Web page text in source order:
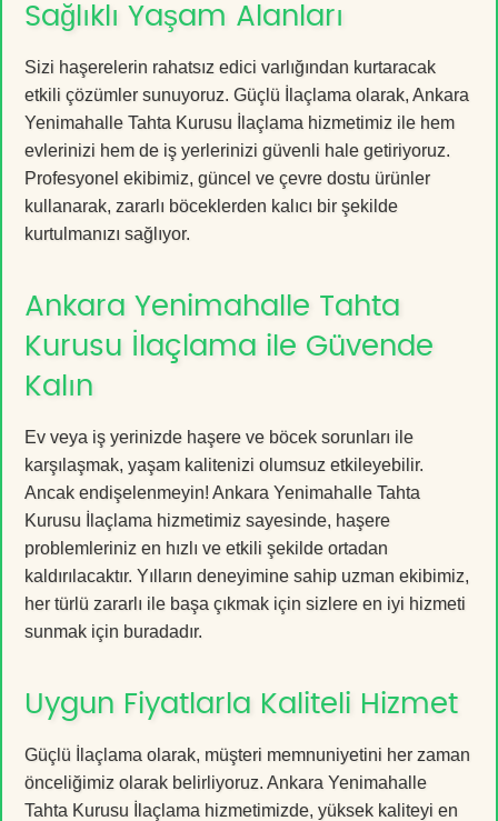
Sağlıklı Yaşam Alanları
Sizi haşerelerin rahatsız edici varlığından kurtaracak
etkili çözümler sunuyoruz. Güçlü İlaçlama olarak, Ankara
Yenimahalle Tahta Kurusu İlaçlama hizmetimiz ile hem
evlerinizi hem de iş yerlerinizi güvenli hale getiriyoruz.
Profesyonel ekibimiz, güncel ve çevre dostu ürünler
kullanarak, zararlı böceklerden kalıcı bir şekilde
kurtulmanızı sağlıyor.
Ankara Yenimahalle Tahta
Kurusu İlaçlama ile Güvende
Kalın
Ev veya iş yerinizde haşere ve böcek sorunları ile
karşılaşmak, yaşam kalitenizi olumsuz etkileyebilir.
Ancak endişelenmeyin! Ankara Yenimahalle Tahta
Kurusu İlaçlama hizmetimiz sayesinde, haşere
problemleriniz en hızlı ve etkili şekilde ortadan
kaldırılacaktır. Yılların deneyimine sahip uzman ekibimiz,
her türlü zararlı ile başa çıkmak için sizlere en iyi hizmeti
sunmak için buradadır.
Uygun Fiyatlarla Kaliteli Hizmet
Güçlü İlaçlama olarak, müşteri memnuniyetini her zaman
önceliğimiz olarak belirliyoruz. Ankara Yenimahalle
Tahta Kurusu İlaçlama hizmetimizde, yüksek kaliteyi en